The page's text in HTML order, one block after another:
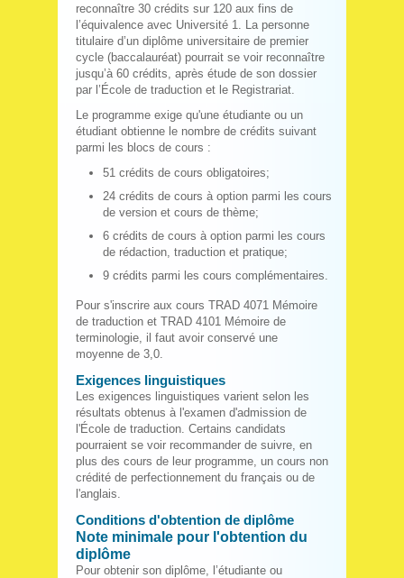
reconnaître 30 crédits sur 120 aux fins de
l’équivalence avec Université 1. La personne
titulaire d’un diplôme universitaire de premier
cycle (baccalauréat) pourrait se voir reconnaître
jusqu’à 60 crédits, après étude de son dossier
par l’École de traduction et le Registrariat.
Le programme exige qu'une étudiante ou un
étudiant obtienne le nombre de crédits suivant
parmi les blocs de cours :
51 crédits de cours obligatoires;
24 crédits de cours à option parmi les cours
de version et cours de thème;
6 crédits de cours à option parmi les cours
de rédaction, traduction et pratique;
9 crédits parmi les cours complémentaires.
Pour s'inscrire aux cours TRAD 4071 Mémoire
de traduction et TRAD 4101 Mémoire de
terminologie, il faut avoir conservé une
moyenne de 3,0.
Exigences linguistiques
Les exigences linguistiques varient selon les
résultats obtenus à l'examen d'admission de
l'École de traduction. Certains candidats
pourraient se voir recommander de suivre, en
plus des cours de leur programme, un cours non
crédité de perfectionnement du français ou de
l'anglais.
Conditions d'obtention de diplôme
Note minimale pour l'obtention du
diplôme
Pour obtenir son diplôme, l’étudiante ou